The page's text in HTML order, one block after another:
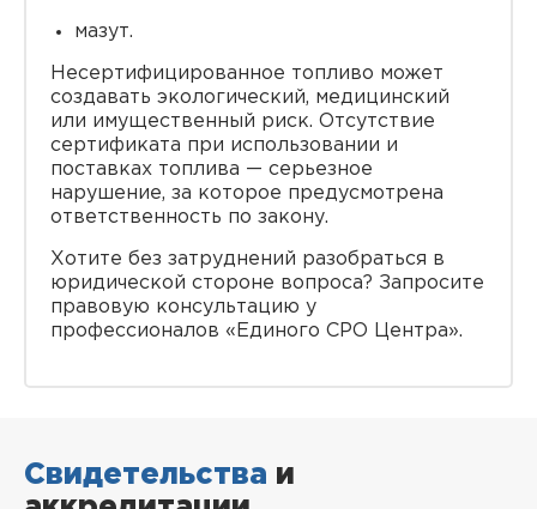
мазут.
Несертифицированное топливо может
создавать экологический, медицинский
или имущественный риск. Отсутствие
сертификата при использовании и
поставках топлива — серьезное
нарушение, за которое предусмотрена
ответственность по закону.
Хотите без затруднений разобраться в
юридической стороне вопроса? Запросите
правовую консультацию у
профессионалов «Единого СРО Центра».
Свидетельства и